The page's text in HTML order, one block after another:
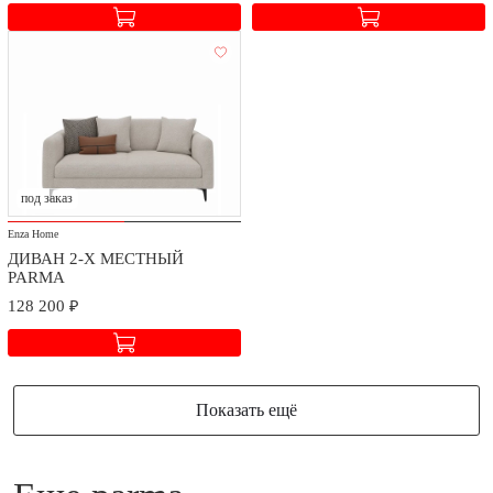
Доставка и сборка
Мы заботимся о безопасности доставки и качестве сборки
приобретаемых товаров.
Стоимость доставки и сборки оговаривается при заключении
договора в зависимости от географического расположения.
под заказ
Enza Home
ДИВАН 2-Х МЕСТНЫЙ
PARMA
128 200 ₽
Показать ещё